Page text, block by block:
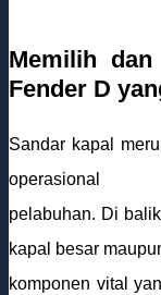
Memilih dan
Fender D
Sandar kapal
operasional
pelabuhan. Di
kapal besar
komponen vital